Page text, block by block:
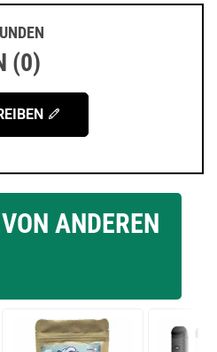
(0)
ANDEREN